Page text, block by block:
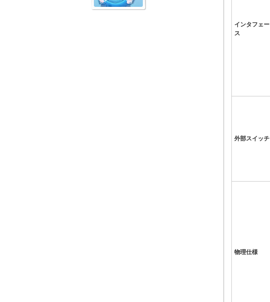
インタフェー
ス
外部スイッチ
物理仕様